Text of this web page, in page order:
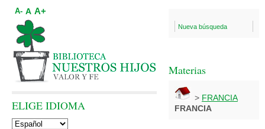
Nueva búsqueda
Materias
> FRANCIA
FRANCIA
A- A A+
ELIGE IDIOMA